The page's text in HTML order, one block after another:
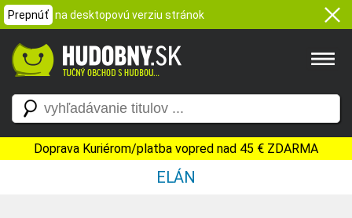
Prepnúť na desktopovú verziu stránok
Doprava Kuriérom/platba vopred nad 45 € ZDARMA
ELÁN